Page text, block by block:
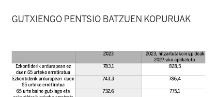
GUTXIENGO PENTSIO BATZUEN KOPURUAK